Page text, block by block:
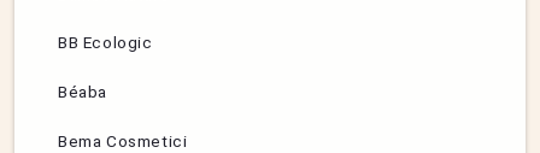
BB Ecologic
Béaba
Bema Cosmetici